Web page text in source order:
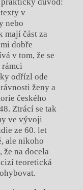
důvod:
v
nebo
mají část za
dobře
v tom, že se
rámci
odřízl ode
ženy a
českého
Ztrácí se tak
ve vývoji
ze 60. let
ale nikoho
na docela
teoretická